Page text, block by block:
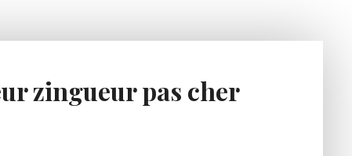
zingueur pas cher